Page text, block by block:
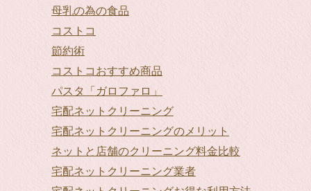
母乳の為の食品
コストコ
節約術
コストコおすすめ商品
パスタ「ガロファロ」
宅配ネットクリーニング
宅配ネットクリーニングのメリット
ネットと店舗のクリーニング料金比較
宅配ネットクリーニング業者